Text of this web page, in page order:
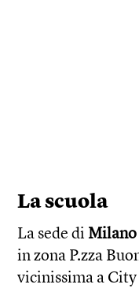
La scuola
La sede di
in zona P.zza
vicinissima a